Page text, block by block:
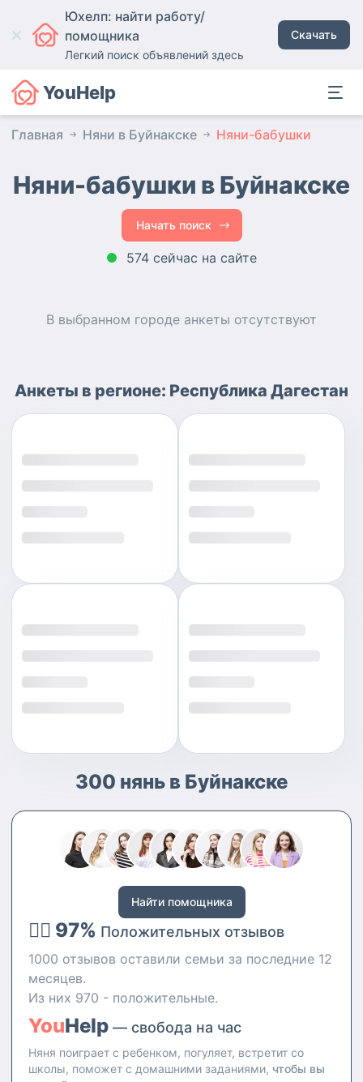
Юхелп: найти работу/
помощника
Легкий поиск объявлений здесь
Скачать
YouHelp
Главная Няни в Буйнакске Няни-бабушки
Няни-бабушки в Буйнакске
Начать поиск
574 сейчас на сайте
В выбранном городе анкеты отсутствуют
Анкеты в регионе: Республика Дагестан
300 нянь в Буйнакске
Найти помощника
👍🏻 97% Положительных отзывов
1000 отзывов оставили семьи за последние 12
месяцев.
Из них 970 - положительные.
YouHelp — свобода на час
Няня поиграет с ребенком, погуляет, встретит со
школы, поможет с домашними заданиями, чтобы вы